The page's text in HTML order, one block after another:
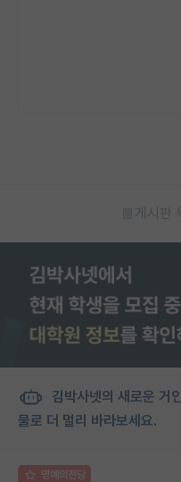
게시판
김박사넷의 새로운 거
물로 더 멀리 바라보세요.
명예의전당